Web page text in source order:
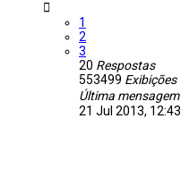
1
2
3
20 Respostas
553499 Exibições
Última mensagem
21 Jul 2013, 12:43